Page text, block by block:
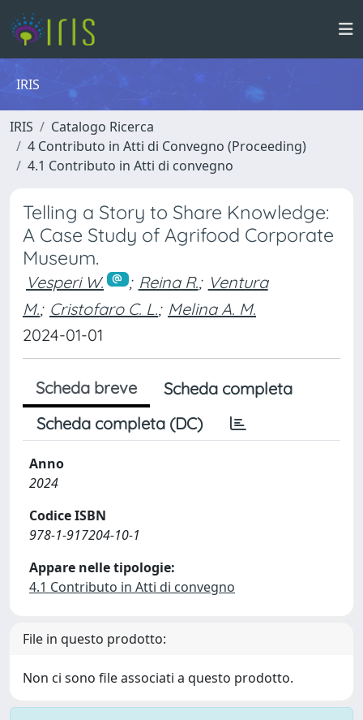
IRIS
IRIS
Catalogo Ricerca
4 Contributo in Atti di Convegno (Proceeding)
4.1 Contributo in Atti di convegno
Telling a Story to Share Knowledge:
A Case Study of Agrifood Corporate
Museum.
Vesperi W. ; Reina R.; Ventura
M.; Cristofaro C. L.; Melina A. M.
2024-01-01
Scheda breve
Scheda completa
Scheda completa (DC)
Anno
2024
Codice ISBN
978-1-917204-10-1
Appare nelle tipologie:
4.1 Contributo in Atti di convegno
File in questo prodotto:
Non ci sono file associati a questo prodotto.